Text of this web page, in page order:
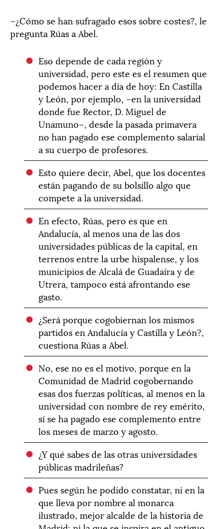
–¿Cómo se han sufragado esos sobre costes?, le
pregunta Rúas a Abel.
Eso depende de cada región y
universidad, pero este es el resumen que
podemos hacer a día de hoy: En Castilla
y León, por ejemplo, –en la universidad
donde fue Rector, D. Miguel de
Unamuno–, desde la pasada primavera
no han pagado ese complemento salarial
a su cuerpo de profesores.
Esto quiere decir, Abel, que los docentes
están pagando de su bolsillo algo que
compete a la universidad.
En efecto, Rúas, pero es que en
Andalucía, al menos una de las dos
universidades públicas de la capital, en
terrenos entre la urbe hispalense, y los
municipios de Alcalá de Guadaíra y de
Utrera, tampoco está afrontando ese
gasto.
¿Será porque cogobiernan los mismos
partidos en Andalucía y Castilla y León?,
cuestiona Rúas a Abel.
No, ese no es el motivo, porque en la
Comunidad de Madrid cogobernando
esas dos fuerzas políticas, al menos en la
universidad con nombre de rey emérito,
sí se ha pagado ese complemento entre
los meses de marzo y agosto.
¿Y qué sabes de las otras universidades
públicas madrileñas?
Pues según he podido constatar, ni en la
que lleva por nombre al monarca
ilustrado, mejor alcalde de la historia de